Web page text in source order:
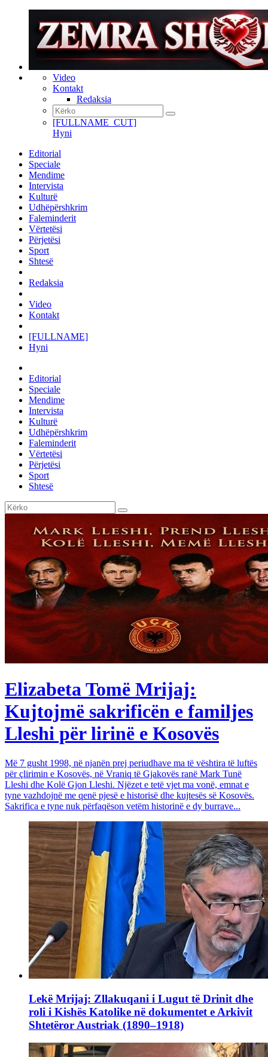
Video
Kontakt
Redaksia
[FULLNAME_CUT]
Hyni
Editorial
Speciale
Mendime
Intervista
Kulturë
Udhëpërshkrim
Faleminderit
Vërtetësi
Përjetësi
Sport
Shtesë
Redaksia
Video
Kontakt
[FULLNAME]
Hyni
Editorial
Speciale
Mendime
Intervista
Kulturë
Udhëpërshkrim
Faleminderit
Vërtetësi
Përjetësi
Sport
Shtesë
Elizabeta Tomë Mrijaj:
Kujtojmë sakrificën e familjes
Lleshi për lirinë e Kosovës
Më 7 gusht 1998, në njanën prej periudhave ma të vështira të luftës
për çlirimin e Kosovës, në Vraniq të Gjakovës ranë Mark Tunë
Lleshi dhe Kolë Gjon Lleshi. Njëzet e tetë vjet ma vonë, emnat e
tyne vazhdojnë me qenë pjesë e historisë dhe kujtesës së Kosovës.
Sakrifica e tyne nuk përfaqëson vetëm historinë e dy burrave...
Lekë Mrijaj: Zllakuqani i Lugut të Drinit dhe
roli i Kishës Katolike në dokumentet e Arkivit
Shtetëror Austriak (1890–1918)